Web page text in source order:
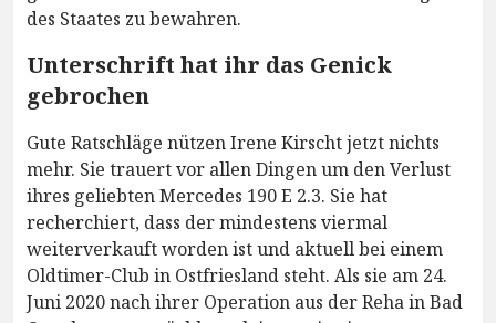
des Staates zu bewahren.
Unterschrift hat ihr das Genick
gebrochen
Gute Ratschläge nützen Irene Kirscht jetzt nichts
mehr. Sie trauert vor allen Dingen um den Verlust
ihres geliebten Mercedes 190 E 2.3. Sie hat
recherchiert, dass der mindestens viermal
weiterverkauft worden ist und aktuell bei einem
Oldtimer-Club in Ostfriesland steht. Als sie am 24.
Juni 2020 nach ihrer Operation aus der Reha in Bad